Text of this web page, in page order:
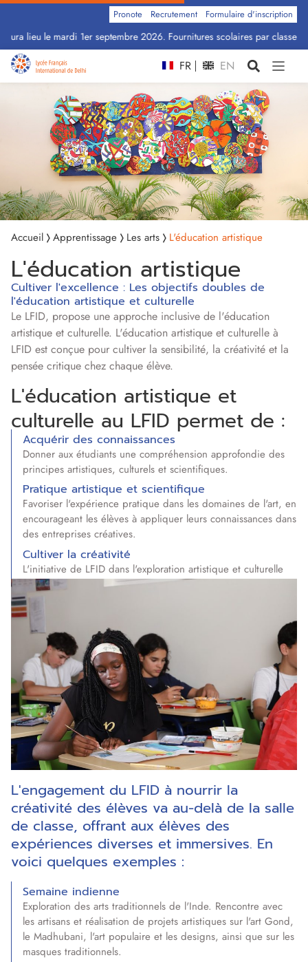
lieu le mardi 1er septembre 2026. Fournitures scolaires par classe :
Pronote Recrutement Formulaire d'inscription
FR EN
Accueil Apprentissage Les arts L'éducation artistique
L'éducation artistique
Cultiver l'excellence : Les objectifs doubles de
l'éducation artistique et culturelle
Le LFID, propose une approche inclusive de l'éducation
artistique et culturelle. L'éducation artistique et culturelle à
LFID est conçue pour cultiver la sensibilité, la créativité et la
pensée critique chez chaque élève.
L'éducation artistique et
culturelle au LFID permet de :
Acquérir des connaissances
Donner aux étudiants une compréhension approfondie des
principes artistiques, culturels et scientifiques.
Pratique artistique et scientifique
Favoriser l'expérience pratique dans les domaines de l'art, en
encourageant les élèves à appliquer leurs connaissances dans
des entreprises créatives.
Cultiver la créativité
L'initiative de LFID dans l'exploration artistique et culturelle
L'engagement du LFID à nourrir la
créativité des élèves va au-delà de la salle
de classe, offrant aux élèves des
expériences diverses et immersives. En
voici quelques exemples :
Semaine indienne
Exploration des arts traditionnels de l'Inde. Rencontre avec
les artisans et réalisation de projets artistiques sur l'art Gond,
le Madhubani, l'art populaire et les designs, ainsi que sur les
masques traditionnels.